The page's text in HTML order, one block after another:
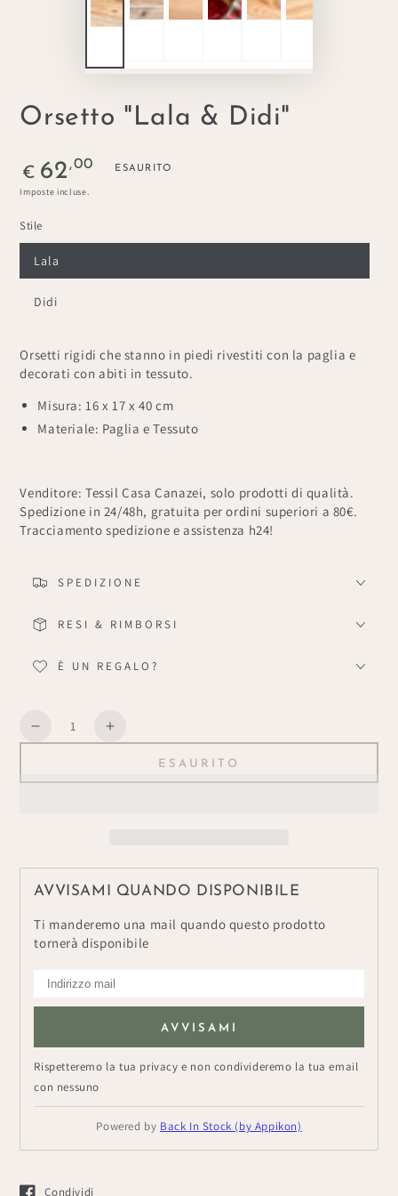
Orsetto "Lala & Didi"
Prezzo
regolare
€ 62 ,00 ESAURITO
Imposte incluse.
Stile
Lala
Didi
Orsetti rigidi che stanno in piedi rivestiti con la paglia e
decorati con abiti in tessuto.
Misura: 16 x 17 x 40 cm
Materiale: Paglia e Tessuto
Venditore: Tessil Casa Canazei, solo prodotti di qualità.
Spedizione in 24/48h, gratuita per ordini superiori a 80€.
Tracciamento spedizione e assistenza h24!
SPEDIZIONE
RESI & RIMBORSI
È UN REGALO?
Quantità
Diminuisce
Didi&quot;
Aumenta
quantità
Didi&quot;
ESAURITO
AVVISAMI QUANDO DISPONIBILE
Ti manderemo una mail quando questo prodotto
tornerà disponibile
AVVISAMI
Rispetteremo la tua privacy e non condivideremo la tua email
con nessuno
Powered by Back In Stock (by Appikon)
Condividi